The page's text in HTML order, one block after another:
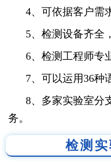
4、可依据客户需
5、检测设备齐全
6、检测工程师专
7、可以运用36种
8、多家实验室分
务。
检测实